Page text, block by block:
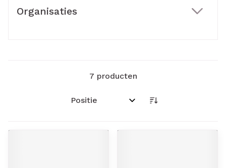
Organisaties
7 producten
Sorteer op: